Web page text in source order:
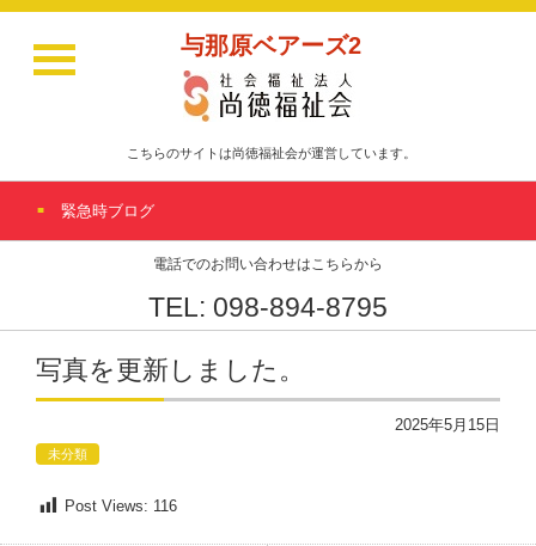
与那原ベアーズ2
こちらのサイトは尚徳福祉会が運営しています。
緊急時ブログ
電話でのお問い合わせはこちらから
TEL: 098-894-8795
写真を更新しました。
2025年5月15日
未分類
Post Views: 116